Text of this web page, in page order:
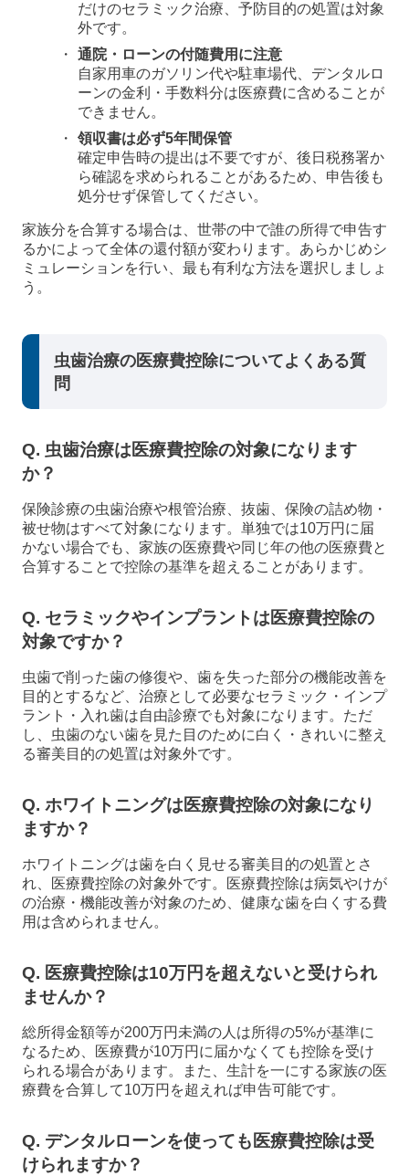
だけのセラミック治療、予防目的の処置は対象
外です。
通院・ローンの付随費用に注意
自家用車のガソリン代や駐車場代、デンタルロ
ーンの金利・手数料分は医療費に含めることが
できません。
領収書は必ず5年間保管
確定申告時の提出は不要ですが、後日税務署か
ら確認を求められることがあるため、申告後も
処分せず保管してください。
家族分を合算する場合は、世帯の中で誰の所得で申告す
るかによって全体の還付額が変わります。あらかじめシ
ミュレーションを行い、最も有利な方法を選択しましょ
う。
虫歯治療の医療費控除についてよくある質
問
Q. 虫歯治療は医療費控除の対象になります
か？
保険診療の虫歯治療や根管治療、抜歯、保険の詰め物・
被せ物はすべて対象になります。単独では10万円に届
かない場合でも、家族の医療費や同じ年の他の医療費と
合算することで控除の基準を超えることがあります。
Q. セラミックやインプラントは医療費控除の
対象ですか？
虫歯で削った歯の修復や、歯を失った部分の機能改善を
目的とするなど、治療として必要なセラミック・インプ
ラント・入れ歯は自由診療でも対象になります。ただ
し、虫歯のない歯を見た目のために白く・きれいに整え
る審美目的の処置は対象外です。
Q. ホワイトニングは医療費控除の対象になり
ますか？
ホワイトニングは歯を白く見せる審美目的の処置とさ
れ、医療費控除の対象外です。医療費控除は病気やけが
の治療・機能改善が対象のため、健康な歯を白くする費
用は含められません。
Q. 医療費控除は10万円を超えないと受けられ
ませんか？
総所得金額等が200万円未満の人は所得の5%が基準に
なるため、医療費が10万円に届かなくても控除を受け
られる場合があります。また、生計を一にする家族の医
療費を合算して10万円を超えれば申告可能です。
Q. デンタルローンを使っても医療費控除は受
けられますか？